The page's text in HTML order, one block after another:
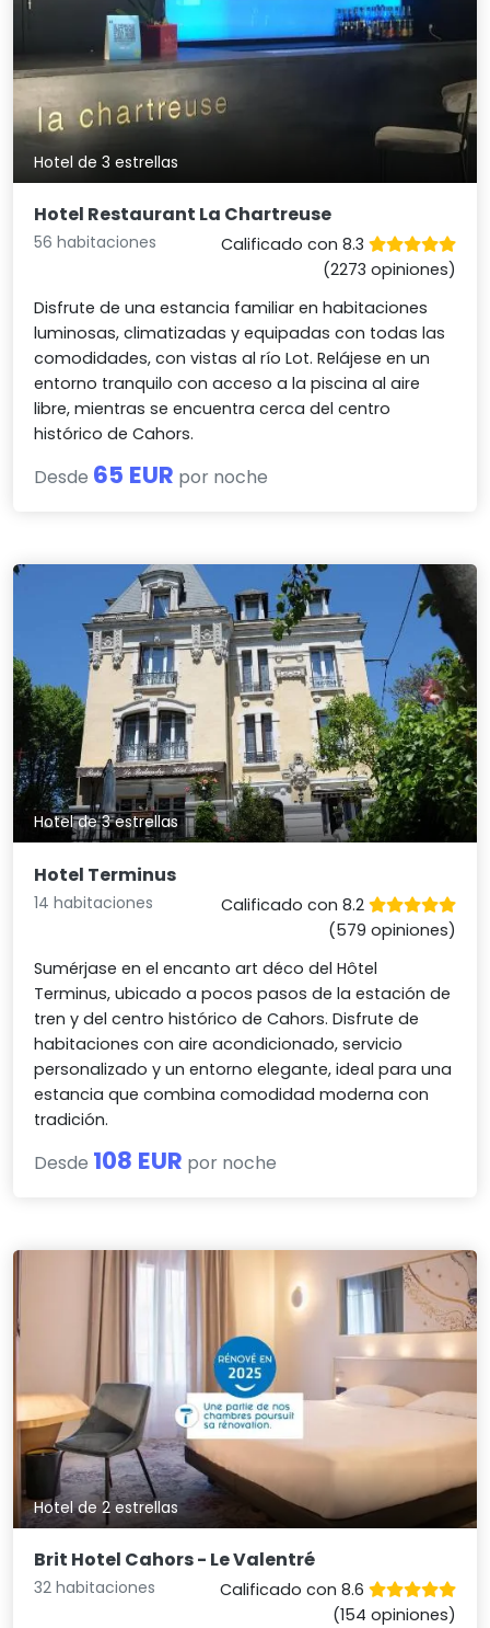
Hotel de 3 estrellas
Hotel Restaurant La Chartreuse
56 habitaciones
Calificado con 8.3
(2273 opiniones)
Disfrute de una estancia familiar en habitaciones
luminosas, climatizadas y equipadas con todas las
comodidades, con vistas al río Lot. Relájese en un
entorno tranquilo con acceso a la piscina al aire
libre, mientras se encuentra cerca del centro
histórico de Cahors.
Desde 65 EUR por noche
Hotel de 3 estrellas
Hotel Terminus
14 habitaciones
Calificado con 8.2
(579 opiniones)
Sumérjase en el encanto art déco del Hôtel
Terminus, ubicado a pocos pasos de la estación de
tren y del centro histórico de Cahors. Disfrute de
habitaciones con aire acondicionado, servicio
personalizado y un entorno elegante, ideal para una
estancia que combina comodidad moderna con
tradición.
Desde 108 EUR por noche
Hotel de 2 estrellas
Brit Hotel Cahors - Le Valentré
32 habitaciones
Calificado con 8.6
(154 opiniones)